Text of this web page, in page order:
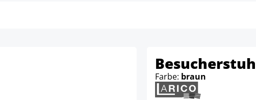
Farbe: braun